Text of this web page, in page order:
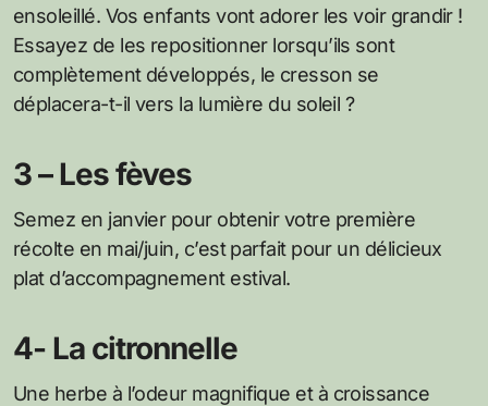
ensoleillé. Vos enfants vont adorer les voir grandir !
Essayez de les repositionner lorsqu’ils sont
complètement développés, le cresson se
déplacera-t-il vers la lumière du soleil ?
3 – Les fèves
Semez en janvier pour obtenir votre première
récolte en mai/juin, c’est parfait pour un délicieux
plat d’accompagnement estival.
4- La citronnelle
Une herbe à l’odeur magnifique et à croissance